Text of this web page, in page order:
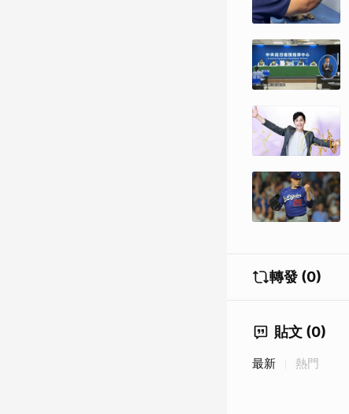
轉發 (0)
貼文 (0)
最新 熱門